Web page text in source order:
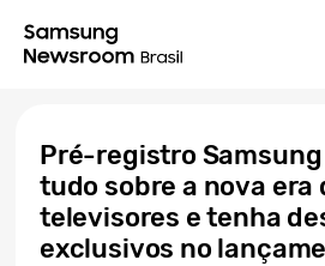
Pré-registro Samsung
tudo sobre a nova era
televisores e tenha
exclusivos no